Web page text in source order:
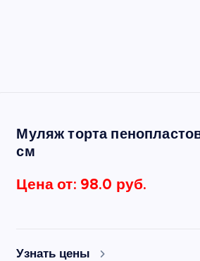
Муляж торта
см
Цена от: 98.0 руб.
Узнать цены